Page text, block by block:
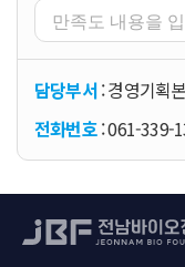
담당부서: 경영기획
전화번호: 061-339-